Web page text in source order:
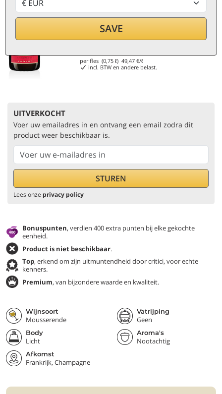
SAVE
37,10€
per fles (0,75 ℓ)49,47 €/ℓ
incl. BTW en andere belast.
UITVERKOCHT
Voer uw emailadres in en ontvang een email zodra dit
product weer beschikbaar is.
Lees onze privacy policy
Bonuspunten, verdien 400 extra punten bij elke gekochte
eenheid.
Product is niet beschikbaar.
Top, erkend om zijn uitmuntendheid door critici, voor echte
kenners.
Premium, van bijzondere waarde en kwaliteit.
Wijnsoort
Mousserende
Vatrijping
Geen
Body
Licht
Aroma's
Nootachtig
Afkomst
Frankrijk, Champagne